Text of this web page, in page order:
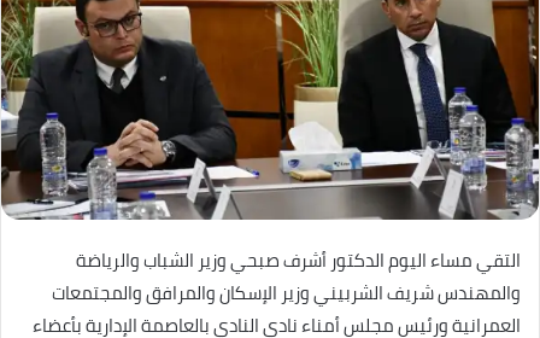
التقي مساء اليوم الدكتور أشرف صبحي وزير الشباب والرياضة
والمهندس شريف الشربيني وزير الإسكان والمرافق والمجتمعات
العمرانية ورئيس مجلس أمناء نادي النادي بالعاصمة الإدارية بأعضاء